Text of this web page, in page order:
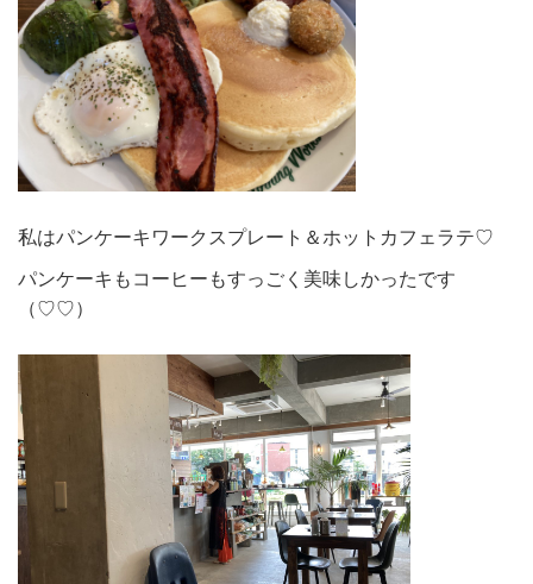
私はパンケーキワークスプレート＆ホットカフェラテ♡
パンケーキもコーヒーもすっごく美味しかったです
（♡♡）